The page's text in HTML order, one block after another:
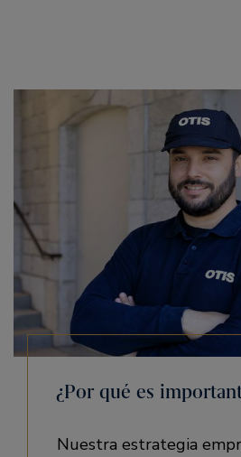
¿Por qué es
Nuestra estrategia